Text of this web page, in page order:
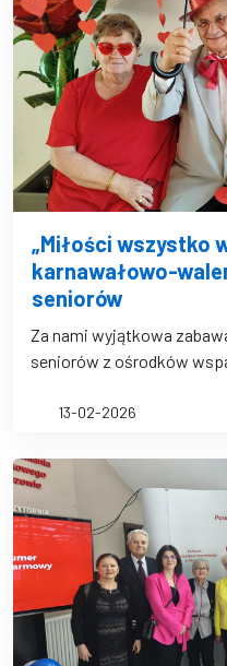
„Miłości wszystko
karnawałowo-
seniorów
Za nami wyjątkowa
seniorów z ośrodków
13-02-2026